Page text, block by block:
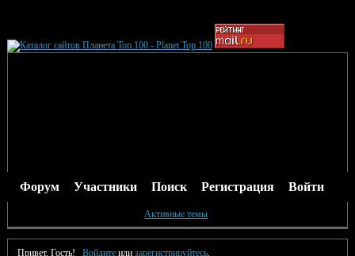
Форум Участники Поиск Регистрация Войти
Активные темы
Привет, Гость! Войдитеили зарегистрируйтесь.